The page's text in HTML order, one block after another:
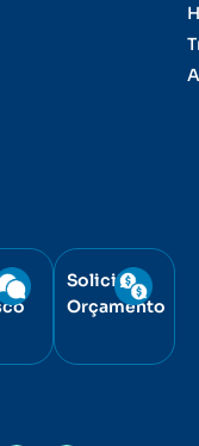
Solicite
Orçamento